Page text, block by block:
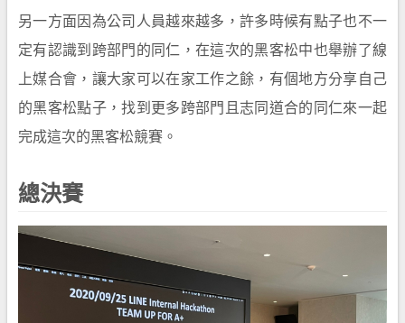
另一方面因為公司人員越來越多，許多時候有點子也不一
定有認識到跨部門的同仁，在這次的黑客松中也舉辦了線
上媒合會，讓大家可以在家工作之餘，有個地方分享自己
的黑客松點子，找到更多跨部門且志同道合的同仁來一起
完成這次的黑客松競賽。
總決賽